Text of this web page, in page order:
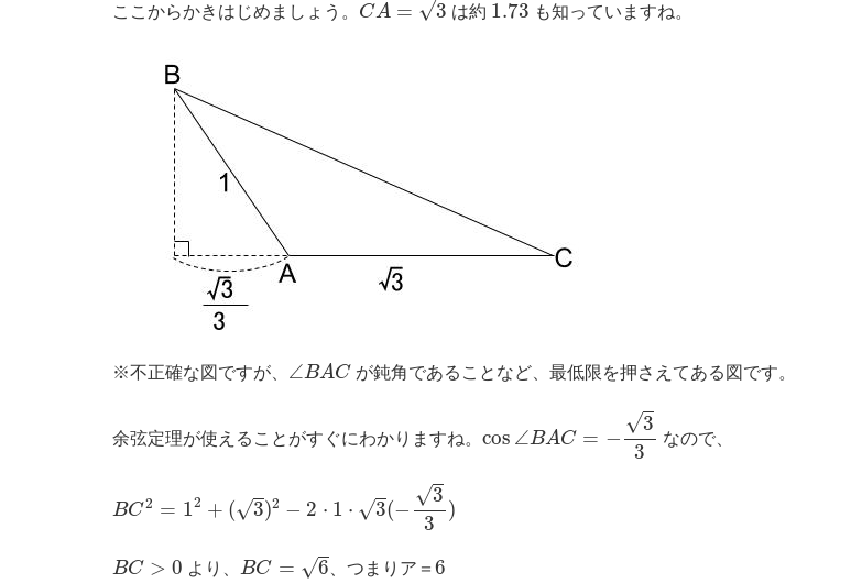
ここからかきはじめましょう。 CA = √3 は約 1.73 も知っていますね。
※不正確な図ですが、 ∠BAC
∠B ACが鈍角であることなど、最低限を押さえてある図です。
余弦定理が使えることがすぐにわかりますね。 cos ∠BAC = −
√3
3
なので、
BC2 = 12 + (√3)2 − 2 ⋅ 1 ⋅ √3(−
√3
3
)
BC > 0
BC>0 より、BC = √6
BC=
、つまりア＝ 6
6